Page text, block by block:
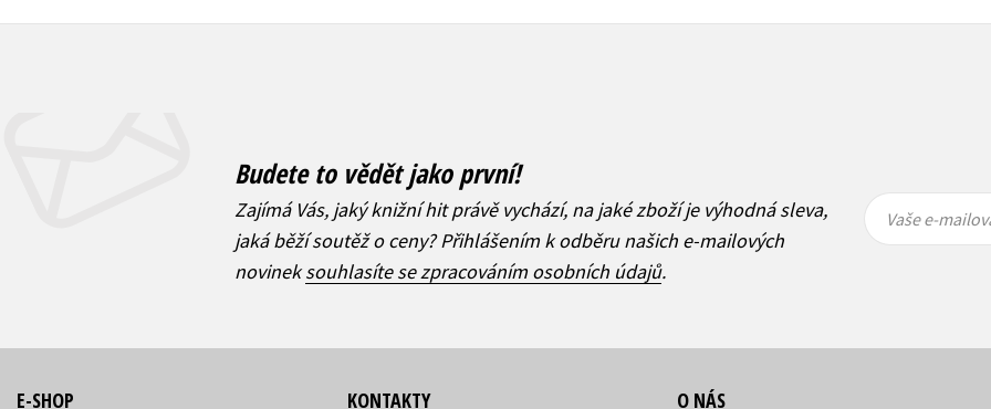
Budete to vědět jako první!
Zajímá Vás, jaký knižní hit právě vychází, na jaké zboží je výhodná sleva,
jaká běží soutěž o ceny? Přihlášením k odběru našich e-mailových
novineksouhlasíte se zpracováním osobních údajů.
mailová
mailová
Vaše e-
E-SHOP KONTAKTY O NÁS